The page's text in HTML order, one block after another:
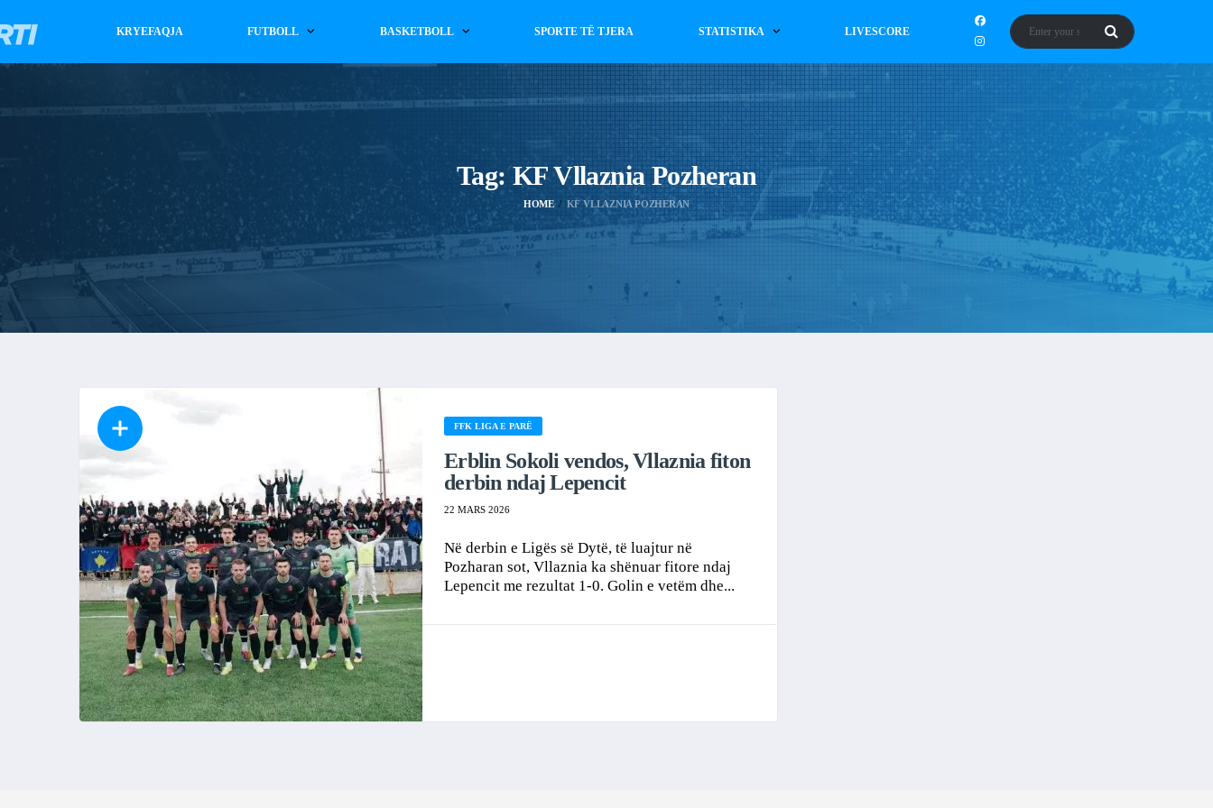
KRYEFAQJA FUTBOLL BASKETBOLL SPORTE TË TJERA STATISTIKA LIVESCORE
Tag:KF Vllaznia Pozheran
HOME KF VLLAZNIA POZHERAN
FFK LIGA E PARË
Erblin Sokoli vendos, Vllaznia fiton
derbin ndaj Lepencit
22 MARS 2026
Në derbin e Ligës së Dytë, të luajtur në
Pozharan sot, Vllaznia ka shënuar fitore ndaj
Lepencit me rezultat 1-0. Golin e vetëm dhe...